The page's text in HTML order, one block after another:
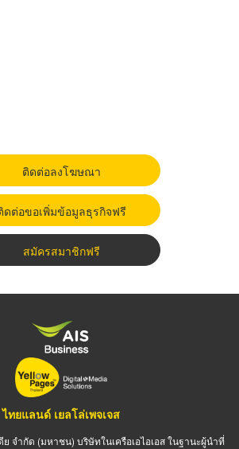
ติดต่อลงโฆษณา
ดต่อขอเพิ่มข้อมูลธุรกิจฟรี
สมัครสมาชิกฟรี
ไทยแลนด์ เยลโล่เพจเจส
ย จำกัด (มหาชน) บริษัทในเครือเอไอเอส ในฐานะผู้นำที่